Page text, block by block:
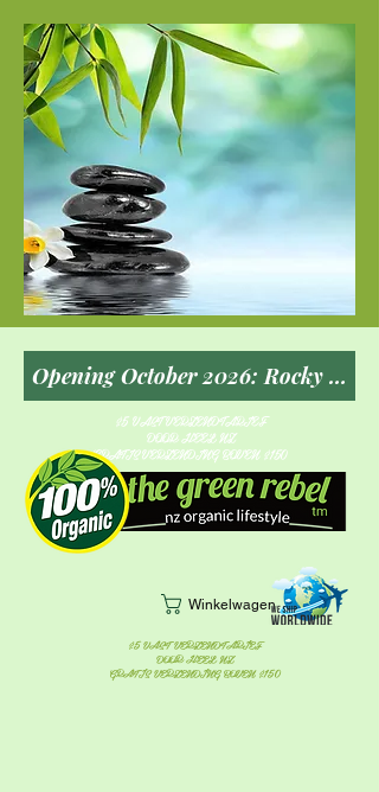
$5 VAST VERZENDTARIEF
DOOR HEEL NZ
GRATIS VERZENDING BOVEN $150
Winkelwagen
$5 VAST VERZENDTARIEF
DOOR HEEL NZ
GRATIS VERZENDING BOVEN $150